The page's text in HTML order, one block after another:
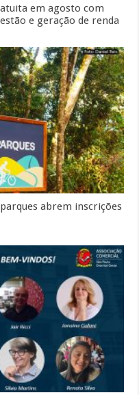
em agosto com
e geração de renda
abrem inscrições